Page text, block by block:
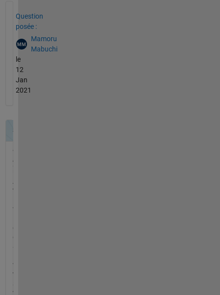
Question
posée :
Mamoru
Mabuchi
le
12
Jan
2021